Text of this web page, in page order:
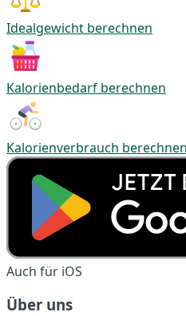
Idealgewicht berechnen
Kalorienbedarf berechnen
Kalorienverbrauch berechnen
Auch für iOS
Über uns